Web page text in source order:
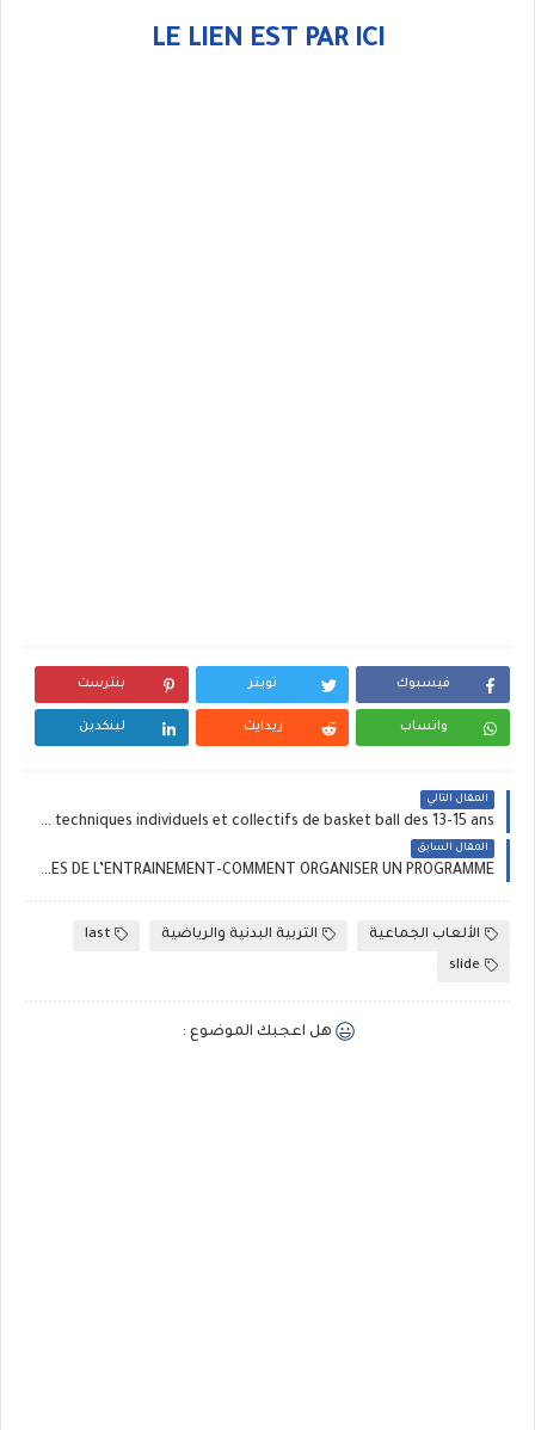
LE LIEN EST PAR ICI
فيسبوك تويتر بنترست
واتساب ريدايت لينكدين
المقال التالي
un livre sur les fondamentaux techniques individuels et collectifs de basket ball des 13-15 ans
المقال السابق
un document complet sur VO2MAX-PHYSIOLOGIE-LES DIFFERENTS TYPES D’ENTRAINEMENT-LES GRANDS PRINCIPES DE L’ENTRAINEMENT-COMMENT ORGANISER UN PROGRAMME
الألعاب الجماعية التربية البدنية والرياضية
last
slide
هل اعجبك الموضوع :